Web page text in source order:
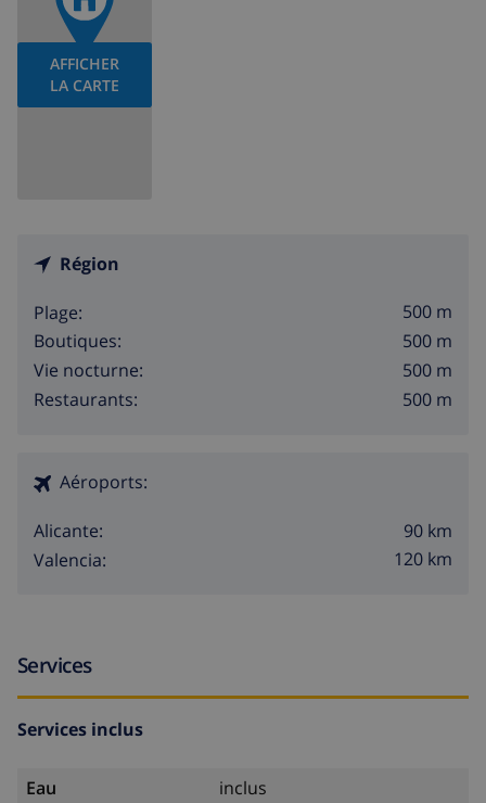
AFFICHER
LA CARTE
Région
Plage:
500 m
Boutiques:
500 m
Vie nocturne:
500 m
Restaurants:
500 m
Aéroports:
Alicante:
90 km
Valencia:
120 km
Services
Services inclus
Eau inclus